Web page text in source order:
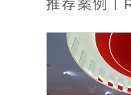
推荐案例丨